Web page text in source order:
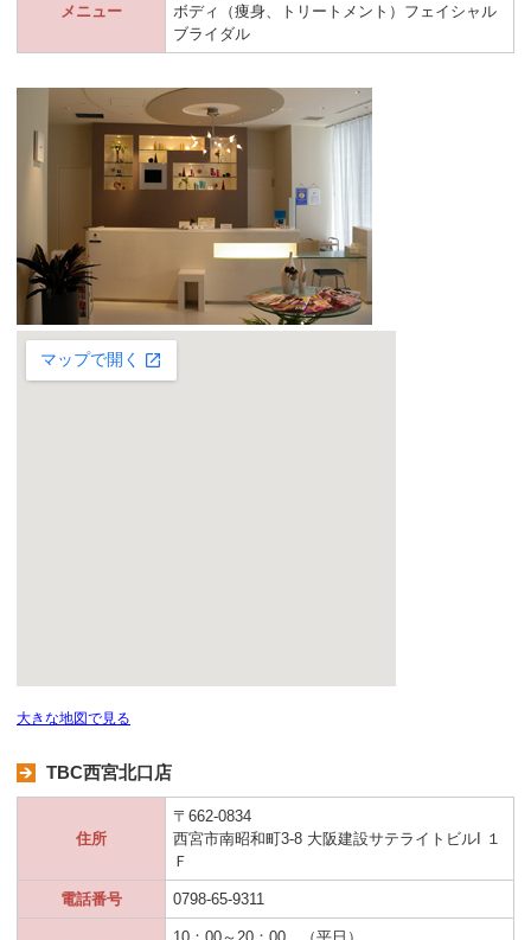
メニュー
ボディ（痩身、トリートメント）フェイシャル
ブライダル
大きな地図で見る
TBC西宮北口店
住所
〒662-0834
西宮市南昭和町3-8 大阪建設サテライトビルI １
Ｆ
電話番号 0798-65-9311